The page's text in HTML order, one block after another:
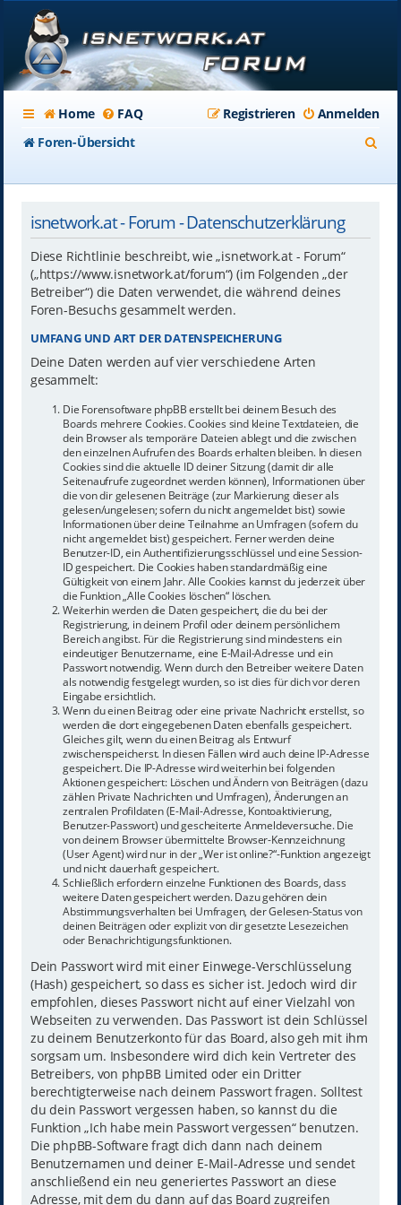
Home FAQ Anmelden
Registrieren
Foren-Übersicht
isnetwork.at - Forum - Datenschutzerklärung
Diese Richtlinie beschreibt, wie „isnetwork.at - Forum“
(„https://www.isnetwork.at/forum“) (im Folgenden „der
Betreiber“) die Daten verwendet, die während deines
Foren-Besuchs gesammelt werden.
UMFANG UND ART DER DATENSPEICHERUNG
Deine Daten werden auf vier verschiedene Arten
gesammelt:
Die Forensoftware phpBB erstellt bei deinem Besuch des
Boards mehrere Cookies. Cookies sind kleine Textdateien, die
dein Browser als temporäre Dateien ablegt und die zwischen
den einzelnen Aufrufen des Boards erhalten bleiben. In diesen
Cookies sind die aktuelle ID deiner Sitzung (damit dir alle
Seitenaufrufe zugeordnet werden können), Informationen über
die von dir gelesenen Beiträge (zur Markierung dieser als
gelesen/ungelesen; sofern du nicht angemeldet bist) sowie
Informationen über deine Teilnahme an Umfragen (sofern du
nicht angemeldet bist) gespeichert. Ferner werden deine
Benutzer-ID, ein Authentifizierungsschlüssel und eine Session-
ID gespeichert. Die Cookies haben standardmäßig eine
Gültigkeit von einem Jahr. Alle Cookies kannst du jederzeit über
die Funktion „Alle Cookies löschen“ löschen.
Weiterhin werden die Daten gespeichert, die du bei der
Registrierung, in deinem Profil oder deinem persönlichem
Bereich angibst. Für die Registrierung sind mindestens ein
eindeutiger Benutzername, eine E-Mail-Adresse und ein
Passwort notwendig. Wenn durch den Betreiber weitere Daten
als notwendig festgelegt wurden, so ist dies für dich vor deren
Eingabe ersichtlich.
Wenn du einen Beitrag oder eine private Nachricht erstellst, so
werden die dort eingegebenen Daten ebenfalls gespeichert.
Gleiches gilt, wenn du einen Beitrag als Entwurf
zwischenspeicherst. In diesen Fällen wird auch deine IP-Adresse
gespeichert. Die IP-Adresse wird weiterhin bei folgenden
Aktionen gespeichert: Löschen und Ändern von Beiträgen (dazu
zählen Private Nachrichten und Umfragen), Änderungen an
zentralen Profildaten (E-Mail-Adresse, Kontoaktivierung,
Benutzer-Passwort) und gescheiterte Anmeldeversuche. Die
von deinem Browser übermittelte Browser-Kennzeichnung
(User Agent) wird nur in der „Wer ist online?“-Funktion angezeigt
und nicht dauerhaft gespeichert.
Schließlich erfordern einzelne Funktionen des Boards, dass
weitere Daten gespeichert werden. Dazu gehören dein
Abstimmungsverhalten bei Umfragen, der Gelesen-Status von
deinen Beiträgen oder explizit von dir gesetzte Lesezeichen
oder Benachrichtigungsfunktionen.
Dein Passwort wird mit einer Einwege-Verschlüsselung
(Hash) gespeichert, so dass es sicher ist. Jedoch wird dir
empfohlen, dieses Passwort nicht auf einer Vielzahl von
Webseiten zu verwenden. Das Passwort ist dein Schlüssel
zu deinem Benutzerkonto für das Board, also geh mit ihm
sorgsam um. Insbesondere wird dich kein Vertreter des
Betreibers, von phpBB Limited oder ein Dritter
berechtigterweise nach deinem Passwort fragen. Solltest
du dein Passwort vergessen haben, so kannst du die
Funktion „Ich habe mein Passwort vergessen“ benutzen.
Die phpBB-Software fragt dich dann nach deinem
Benutzernamen und deiner E-Mail-Adresse und sendet
anschließend ein neu generiertes Passwort an diese
Adresse, mit dem du dann auf das Board zugreifen